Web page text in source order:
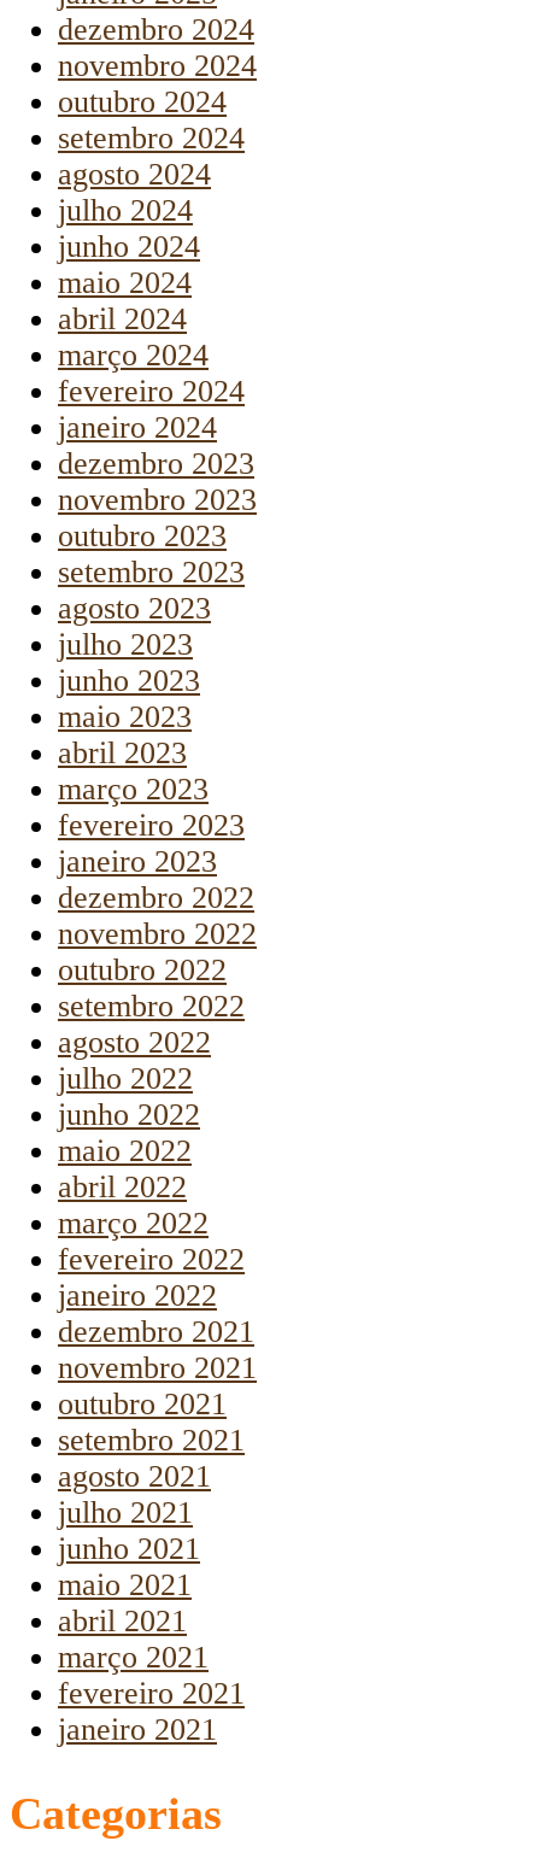
dezembro 2024
novembro 2024
outubro 2024
setembro 2024
agosto 2024
julho 2024
junho 2024
maio 2024
abril 2024
março 2024
fevereiro 2024
janeiro 2024
dezembro 2023
novembro 2023
outubro 2023
setembro 2023
agosto 2023
julho 2023
junho 2023
maio 2023
abril 2023
março 2023
fevereiro 2023
janeiro 2023
dezembro 2022
novembro 2022
outubro 2022
setembro 2022
agosto 2022
julho 2022
junho 2022
maio 2022
abril 2022
março 2022
fevereiro 2022
janeiro 2022
dezembro 2021
novembro 2021
outubro 2021
setembro 2021
agosto 2021
julho 2021
junho 2021
maio 2021
abril 2021
março 2021
fevereiro 2021
janeiro 2021
Categorias